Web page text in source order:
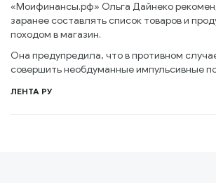
«Моифинансы.рф» Ольга Дайнеко
заранее составлять список товаров и
походом в магазин.
Она предупредила, что в противном
совершить необдуманные импульсивные
ЛЕНТА РУ